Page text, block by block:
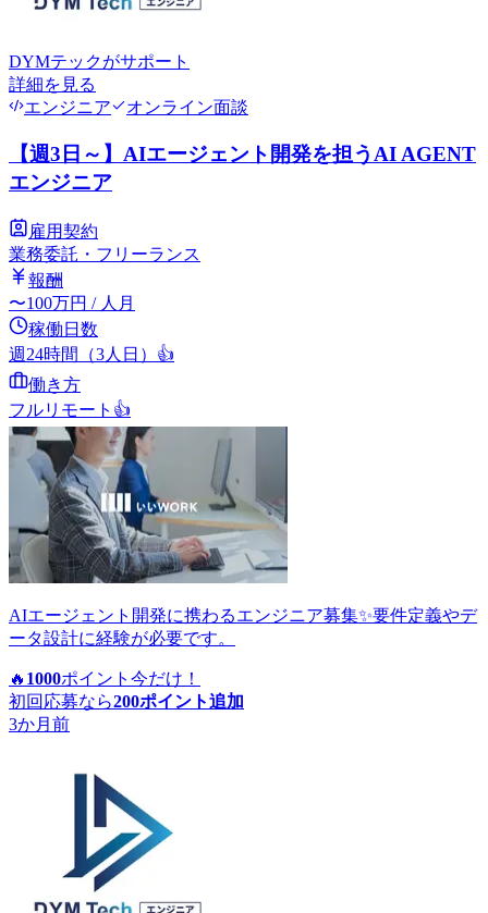
DYMテックがサポート
詳細を見る
エンジニア
オンライン面談
【週3日～】AIエージェント開発を担うAI AGENT
エンジニア
雇用契約
業務委託・フリーランス
報酬
〜100万円 / 人月
稼働日数
週24時間（3人日） 👍
働き方
フルリモート 👍
AIエージェント開発に携わるエンジニア募集✨要件定義やデ
ータ設計に経験が必要です。
🔥 1000ポイント 今だけ！
初回応募なら200ポイント追加
3か月前